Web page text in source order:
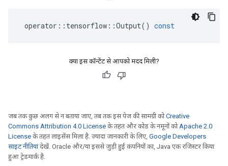
operator :: tensorflow ::Output() const
क्या इस कॉन्टेंट से आपको मदद मिली?
जब तक कुछ अलग से न बताया जाए, तब तक इस पेज की सामग्री कोCreative
Commons Attribution 4.0 License के तहत और कोड के नमूनों कोApache 2.0
License के तहत लाइसेंस मिला है. ज़्यादा जानकारी के लिए, Google Developers
साइट नीतियांदेखें. Oracle और/या इससे जुड़ी हुई कंपनियों का, Java एक रजिस्टर किया
हुआ ट्रेडमार्क है.